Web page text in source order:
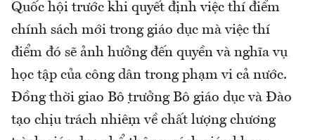
Quốc hội trước khi quyết định việc thí điểm
chính sách mới trong giáo dục mà việc thí
điểm đó sẽ ảnh hưởng đến quyền và nghĩa vụ
học tập của công dân trong phạm vi cả nước.
Đồng thời giao Bộ trưởng Bộ giáo dục và Đào
tạo chịu trách nhiệm về chất lượng chương